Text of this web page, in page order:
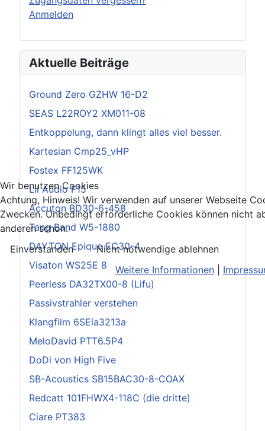
Anmelden
Aktuelle Beiträge
Ground Zero GZHW 16-D2
SEAS L22ROY2 XM011-08
Entkoppelung, dann klingt alles viel besser.
Kartesian Cmp25_vHP
Fostex FF125WK
Lii Audio F15
Accuton BD30-6-458
Tang Band W5-1880
DAYTON Epique EC30-4
Visaton WS25E 8
Peerless DA32TX00-8 (Lifu)
Passivstrahler verstehen
Klangfilm 6SEla3213a
MeloDavid PTT6.5P4
DoDi von High Five
SB-Acoustics SB15BAC30-8-COAX
Redcatt 101FHWX4-118C (die dritte)
Ciare PT383
Wir benutzen Cookies
Achtung, Hinweis! Wir verwenden auf unserer Webseite
Zwecken. Unbedingt erforderliche Cookies können nicht
anderen schon.
Einverstanden
Nicht notwendige ablehnen
Weitere Informationen